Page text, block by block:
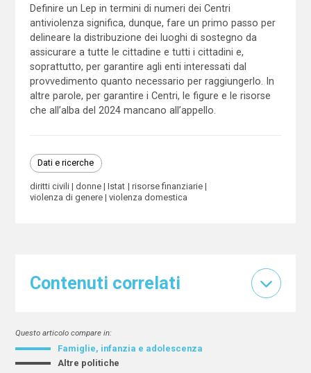
Definire un Lep in termini di numeri dei Centri
antiviolenza significa, dunque, fare un primo passo per
delineare la distribuzione dei luoghi di sostegno da
assicurare a tutte le cittadine e tutti i cittadini e,
soprattutto, per garantire agli enti interessati dal
provvedimento quanto necessario per raggiungerlo. In
altre parole, per garantire i Centri, le figure e le risorse
che all’alba del 2024 mancano all’appello.
Dati e ricerche
diritti civili donne Istat
risorse finanziarie
violenza di genere
violenza domestica
Contenuti correlati
Questo articolo compare in:
Famiglie, infanzia e adolescenza
Altre politiche